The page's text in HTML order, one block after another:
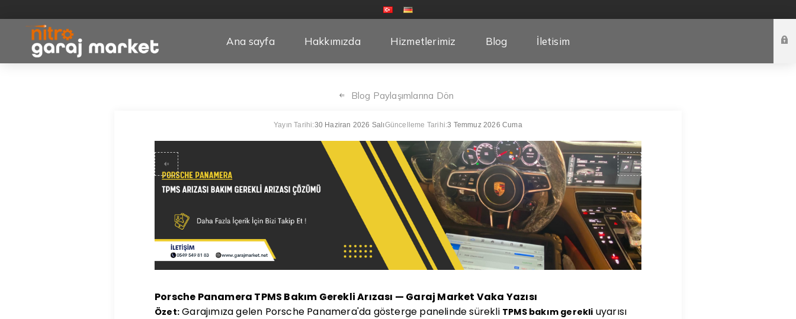
Ana sayfa Hakkımızda Hizmetlerimiz Blog İletisim
Blog Paylaşımlarına Dön
Yayın Tarihi:30 Haziran 2026 SalıGüncelleme Tarihi:3 Temmuz 2026 Cuma
Porsche Panamera TPMS Bakım Gerekli Arızası — Garaj Market Vaka Yazısı
Özet: Garajımıza gelen Porsche Panamera'da gösterge panelinde sürekli TPMS bakım gerekli uyarısı